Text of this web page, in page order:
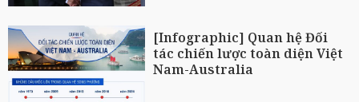
[Infographic] Quan hệ Đối
tác chiến lược toàn diện Việt
Nam-Australia